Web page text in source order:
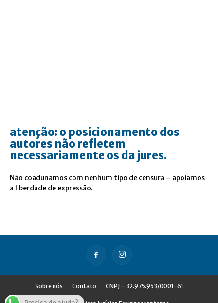
atenção: o posicionamento dos
autores não refletem
necessariamente os da jures.
Não coadunamos com nenhum tipo de censura – apoiamos
a liberdade de expressão.
Sobre nós Contato CNPJ – 32.975.953/0001-61